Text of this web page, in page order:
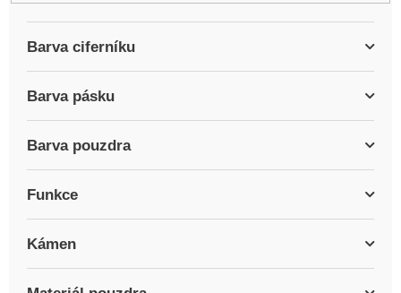
Barva ciferníku
Barva pásku
Barva pouzdra
Funkce
Kámen